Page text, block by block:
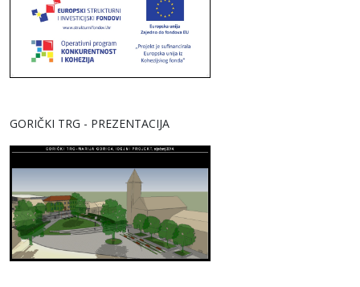
GORIČKI TRG - PREZENTACIJA